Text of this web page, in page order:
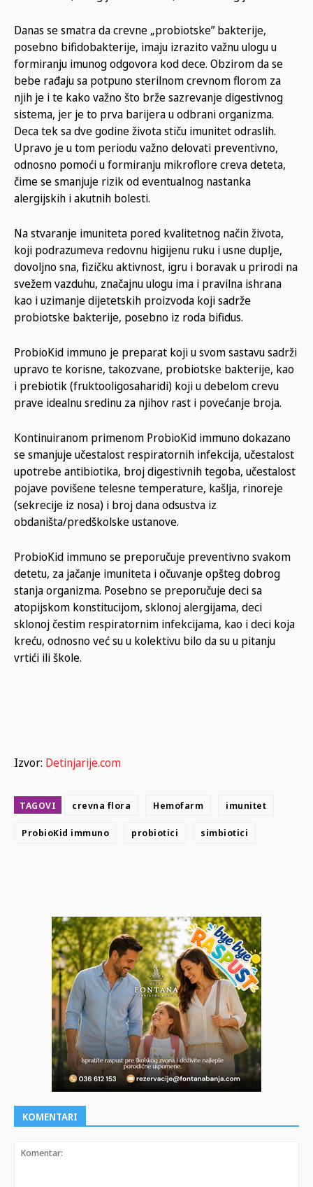
Danas se smatra da crevne „probiotske” bakterije,
posebno bifidobakterije, imaju izrazito važnu ulogu u
formiranju imunog odgovora kod dece. Obzirom da se
bebe rađaju sa potpuno sterilnom crevnom florom za
njih je i te kako važno što brže sazrevanje digestivnog
sistema, jer je to prva barijera u odbrani organizma.
Deca tek sa dve godine života stiču imunitet odraslih.
Upravo je u tom periodu važno delovati preventivno,
odnosno pomoći u formiranju mikroflore creva deteta,
čime se smanjuje rizik od eventualnog nastanka
alergijskih i akutnih bolesti.
Na stvaranje imuniteta pored kvalitetnog način života,
koji podrazumeva redovnu higijenu ruku i usne duplje,
dovoljno sna, fizičku aktivnost, igru i boravak u prirodi na
svežem vazduhu, značajnu ulogu ima i pravilna ishrana
kao i uzimanje dijetetskih proizvoda koji sadrže
probiotske bakterije, posebno iz roda bifidus.
ProbioKid immuno je preparat koji u svom sastavu sadrži
upravo te korisne, takozvane, probiotske bakterije, kao
i prebiotik (fruktooligosaharidi) koji u debelom crevu
prave idealnu sredinu za njihov rast i povećanje broja.
Kontinuiranom primenom ProbioKid immuno dokazano
se smanjuje učestalost respiratornih infekcija, učestalost
upotrebe antibiotika, broj digestivnih tegoba, učestalost
pojave povišene telesne temperature, kašlja, rinoreje
(sekrecije iz nosa) i broj dana odsustva iz
obdaništa/predškolske ustanove.
ProbioKid immuno se preporučuje preventivno svakom
detetu, za jačanje imuniteta i očuvanje opšteg dobrog
stanja organizma. Posebno se preporučuje deci sa
atopijskom konstitucijom, sklonoj alergijama, deci
sklonoj čestim respiratornim infekcijama, kao i deci koja
kreću, odnosno već su u kolektivu bilo da su u pitanju
vrtići ili škole.
Izvor: Detinjarije.com
TAGOVI crevna flora Hemofarm imunitet
ProbioKid immuno probiotici simbiotici
KOMENTARI